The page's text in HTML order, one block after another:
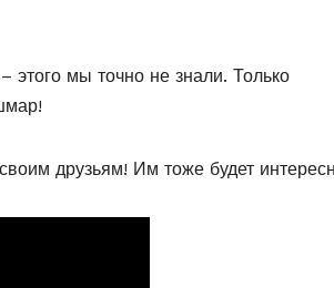
мы точно не знали. Только
друзьям! Им тоже будет